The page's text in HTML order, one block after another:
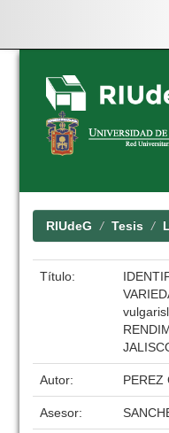
Skip
navigation
RIUdeG Tesis
Título:
Autor: PEREZ
Asesor: